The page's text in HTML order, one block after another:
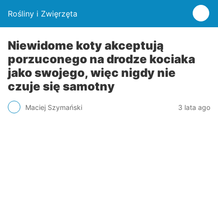
Rośliny i Zwięrzęta
Niewidome koty akceptują
porzuconego na drodze kociaka
jako swojego, więc nigdy nie
czuje się samotny
Maciej Szymański 3 lata ago